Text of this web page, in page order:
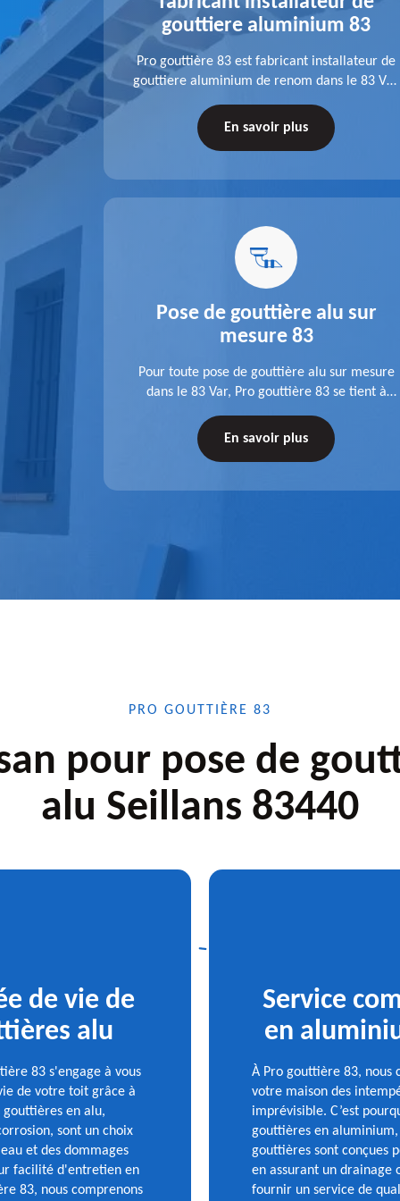
ses
Var,
de
de
nous
gouttiere aluminium 83
Pro gouttière 83 est fabricant installateur de
gouttiere aluminium de renom dans le 83 Var.
veille à réaliser des gouttières performantes,
durables et à la hauteur de vos attentes.
En savoir plus
Pose de gouttière alu sur
mesure 83
Pour toute pose de gouttière alu sur mesure
dans le 83 Var, Pro gouttière 83 se tient à
de l'accessoire à installer, faites-nous
En savoir plus
PRO GOUTTIÈRE 83
pour pose de
alu Seillans 83440
de vie de
alu
83 s'engage à vous
de votre toit grâce à
en alu,
sont un choix
et des dommages
facilité d'entretien en
83, nous comprenons
Service
en
À Pro gouttière 83,
votre maison des
imprévisible. C’est
gouttières en
gouttières sont conçues
en assurant un drainage
fournir un service de